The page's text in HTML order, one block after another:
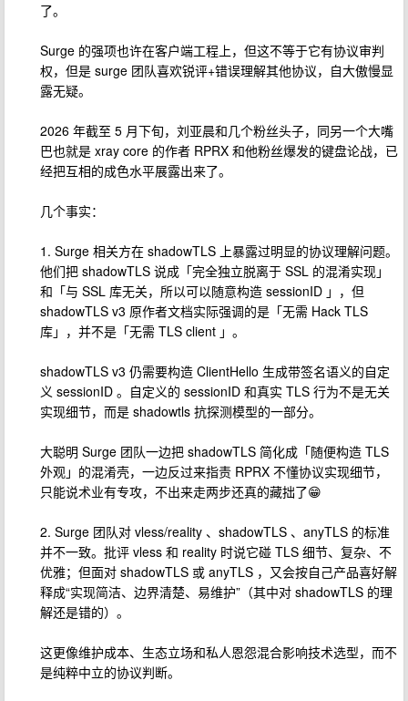
了。
Surge 的强项也许在客户端工程上，但这不等于它有协议审判
权，但是 surge 团队喜欢锐评+错误理解其他协议，自大傲慢显
露无疑。
2026 年截至 5 月下旬，刘亚晨和几个粉丝头子，同另一个大嘴
巴也就是 xray core 的作者 RPRX 和他粉丝爆发的键盘论战，已
经把互相的成色水平展露出来了。
几个事实：
1. Surge 相关方在 shadowTLS 上暴露过明显的协议理解问题。
他们把 shadowTLS 说成「完全独立脱离于 SSL 的混淆实现」
和「与 SSL 库无关，所以可以随意构造 sessionID 」，但
shadowTLS v3 原作者文档实际强调的是「无需 Hack TLS
库」，并不是「无需 TLS client 」。
shadowTLS v3 仍需要构造 ClientHello 生成带签名语义的自定
义 sessionID 。自定义的 sessionID 和真实 TLS 行为不是无关
实现细节，而是 shadowtls 抗探测模型的一部分。
大聪明 Surge 团队一边把 shadowTLS 简化成「随便构造 TLS
外观」的混淆壳，一边反过来指责 RPRX 不懂协议实现细节，
只能说术业有专攻，不出来走两步还真的藏拙了😁
2. Surge 团队对 vless/reality 、shadowTLS 、anyTLS 的标准
并不一致。批评 vless 和 reality 时说它碰 TLS 细节、复杂、不
优雅；但面对 shadowTLS 或 anyTLS ，又会按自己产品喜好解
释成“实现简洁、边界清楚、易维护”（其中对 shadowTLS 的理
解还是错的）。
这更像维护成本、生态立场和私人恩怨混合影响技术选型，而不
是纯粹中立的协议判断。